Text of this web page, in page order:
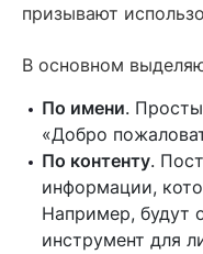
призывают
В основном
По имени.
«Добро
По контенту.
информации,
Например, будут
инструмент для